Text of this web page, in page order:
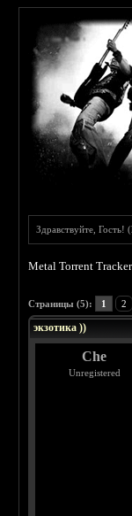
Здравствуйте, Гость! (
Metal Torrent
Страницы (5): 1 2
экзотика ))
Che
Unregistered